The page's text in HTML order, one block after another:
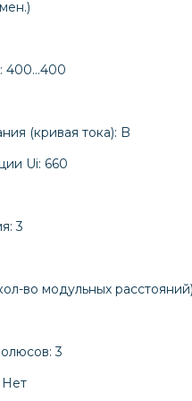
400…400
(кривая тока): B
Ui: 660
3
во модульных
3
Нет